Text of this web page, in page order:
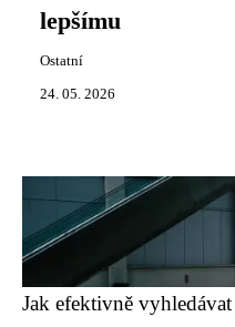
lepšímu
Ostatní
24. 05. 2026
Jak efektivně